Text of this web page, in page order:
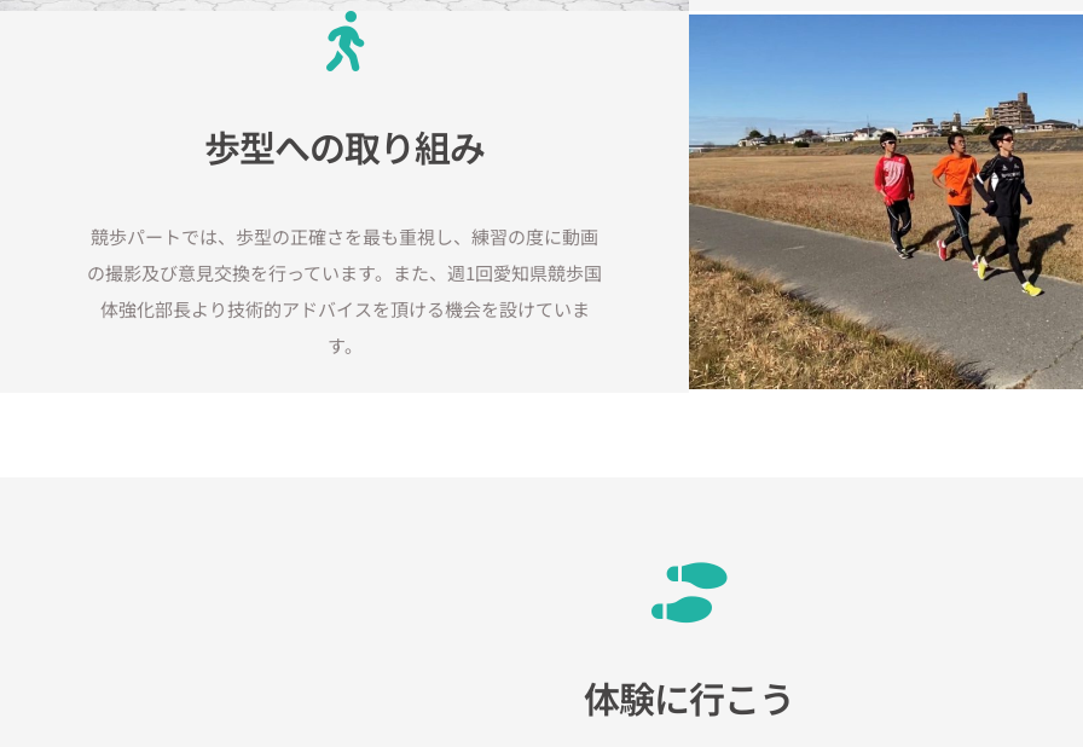
歩型への取り組み
競歩パートでは、歩型の正確さを最も重視し、練習の度に動画
の撮影及び意見交換を行っています。また、週1回愛知県競歩国
体強化部長より技術的アドバイスを頂ける機会を設けていま
す。
体験に行こう